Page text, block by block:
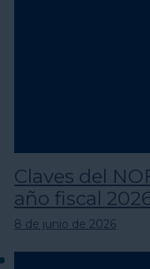
Claves del
año fiscal
8 de junio de 2026